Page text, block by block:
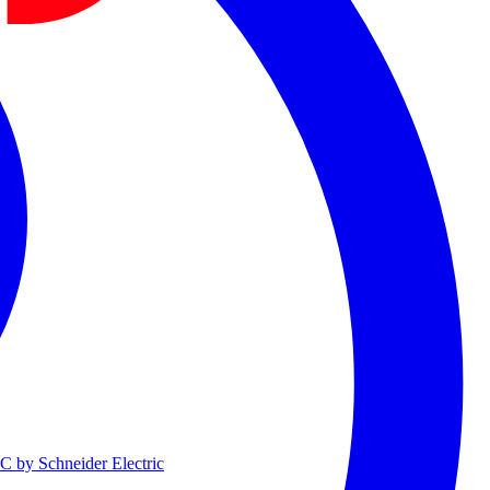
by Schneider Electric